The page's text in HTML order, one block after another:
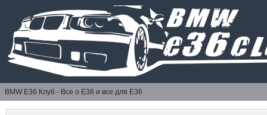
BMW E36 Клуб - Все о Е36 и все для Е36